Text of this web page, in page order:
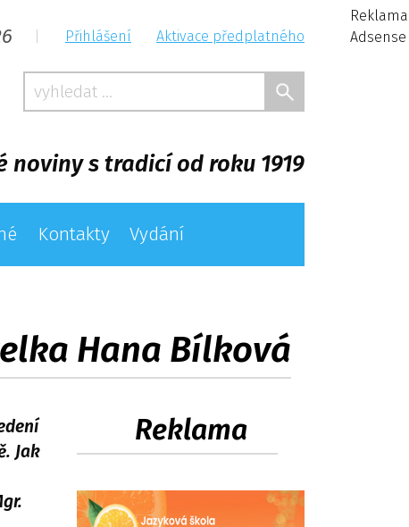
Přihlášení Aktivace předplatného
noviny s tradicí od roku 1919
Kontakty Vydání
Reklama
Adsense
Hana Bílková
Jak
Reklama